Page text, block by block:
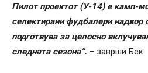
Пилот проектот (У-14) е камп-
селектирани фудбалери надвор
подготвува за целосно
следната сезона“. – заврши Бек.